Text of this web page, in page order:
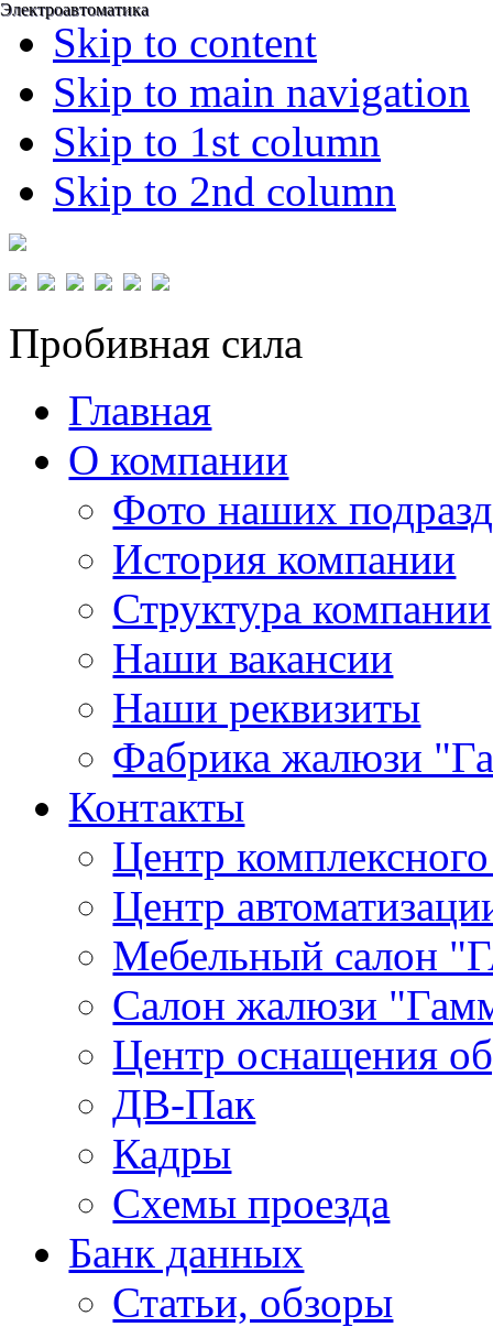
Skip to content
Skip to main navigation
Skip to 1st column
Skip to 2nd column
Электроавтоматика
Электроавтоматика
Пробивная сила
Главная
О компании
Фото наших
История компании
Структура компании
Наши вакансии
Наши реквизиты
Фабрика жалюзи
Контакты
Центр
Центр
Мебельный салон
Салон жалюзи
Центр оснащения
ДВ-Пак
Кадры
Схемы проезда
Банк данных
Статьи, обзоры